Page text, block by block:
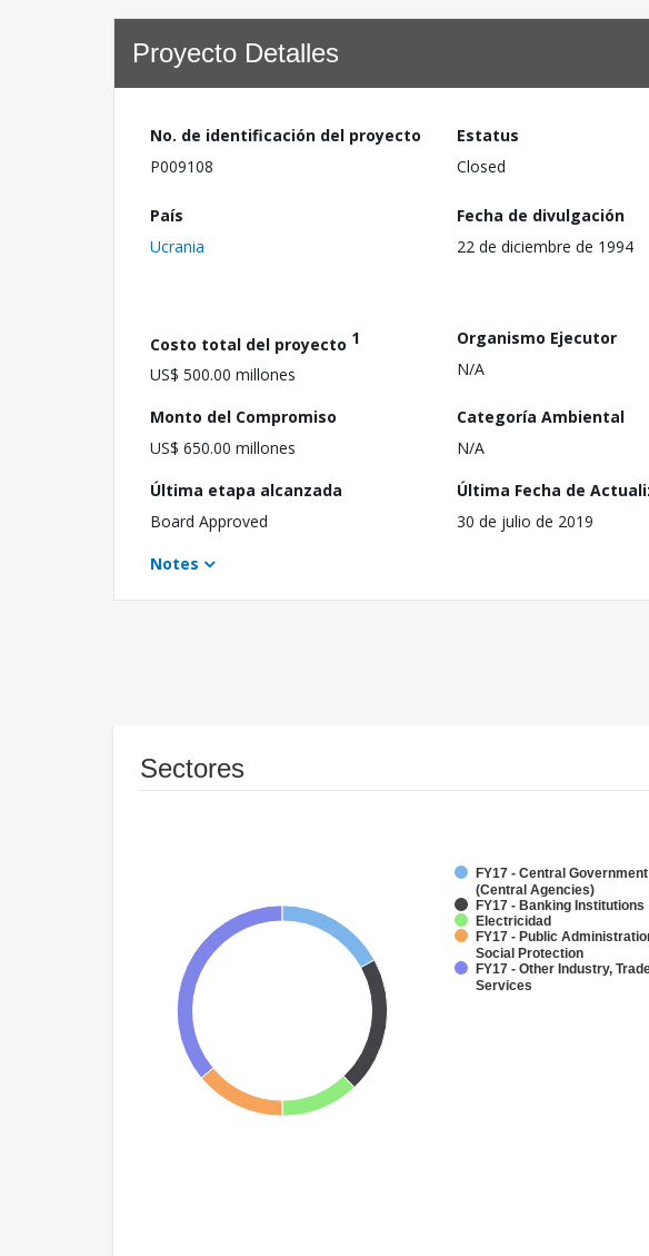
Proyecto Detalles
No. de identificación del proyecto
P009108
Estatus
Closed
País
Ucrania
Fecha de divulgación
22 de diciembre de 1994
Costo total del proyecto 1
US$ 500.00 millones
Organismo Ejecutor
N/A
Monto del Compromiso
US$ 650.00 millones
Categoría Ambiental
N/A
Última etapa alcanzada
Board Approved
Última Fecha de
30 de julio de 2019
Notes
Sectores
FY17 - Central Government
(Central Agencies)
FY17 - Banking Institutions
Electricidad
FY17 - Public
Social Protection
FY17 - Other Industry,
Services